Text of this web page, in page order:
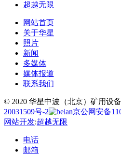
超越无限
网站首页
关于华星
照片
新闻
多媒体
媒体报道
联系我们
© 2020 华星中波（北京）矿用设
20031509号-2
京公网安备
网站开发:超越无限
电话
邮箱